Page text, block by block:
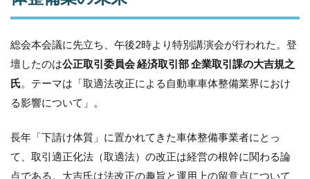
車体整
備業の
2
「冬
を越
業界
い」
松本
部会
総会本会議に先立ち、午後2時より特別講演会が行われた。登
壇したのは公正取引委員会 経済取引部 企業取引課の大吉規之
氏。テーマは「取適法改正による自動車車体整備業界におけ
る影響について」。
長年「下請け体質」に置かれてきた車体整備事業者にとっ
て、取引適正化法（取適法）の改正は経営の根幹に関わる論
点である。大吉氏は法改正の趣旨と運用上の留意点について